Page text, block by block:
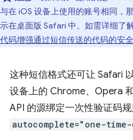
与在 iOS 设备上使用的账号相同，
示在桌面版 Safari 中。如需详细了
代码增强通过短信传送的代码的安
这种短信格式还可让 Safari
设备上的 Chrome、Opera
API 的源绑定一次性验证码
autocomplete="one-time-